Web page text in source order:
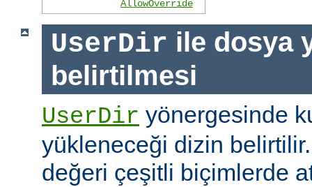
AllowOverride
UserDir ile dosya
belirtilmesi
UserDir yönergesinde
yükleneceği dizin
değeri çeşitli biçimlerde